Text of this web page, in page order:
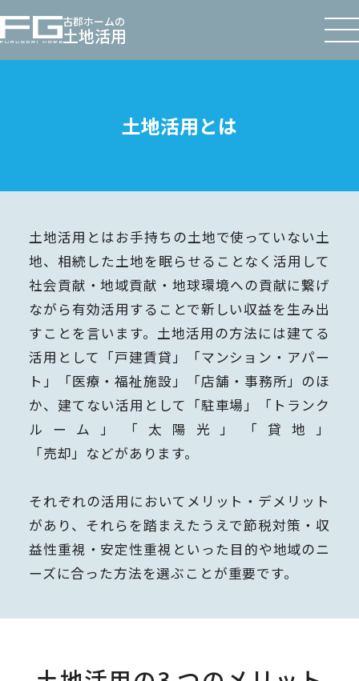
古郡ホームの
土地活用
土地活用とは
土地活用とはお手持ちの土地で使っていない土
地、相続した土地を眠らせることなく活用して
社会貢献・地域貢献・地球環境への貢献に繋げ
ながら有効活用することで新しい収益を生み出
すことを言います。土地活用の方法には建てる
活用として「戸建賃貸」「マンション・アパー
ト」「医療・福祉施設」「店舗・事務所」のほ
か、建てない活用として「駐車場」「トランク
ルーム」「太陽光」「貸地」
「売却」などがあります。
それぞれの活用においてメリット・デメリット
があり、それらを踏まえたうえで節税対策・収
益性重視・安定性重視といった目的や地域のニ
ーズに合った方法を選ぶことが重要です。